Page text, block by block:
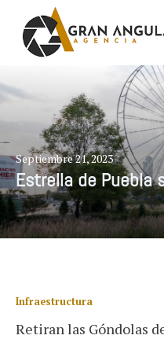
Septiembre 21, 2023
Estrella de Puebla
Infraestructura
Retiran las Góndolas